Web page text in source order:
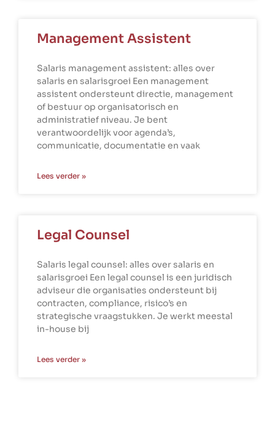
Management Assistent
Salaris management assistent: alles over
salaris en salarisgroei Een management
assistent ondersteunt directie, management
of bestuur op organisatorisch en
administratief niveau. Je bent
verantwoordelijk voor agenda’s,
communicatie, documentatie en vaak
Lees verder »
Legal Counsel
Salaris legal counsel: alles over salaris en
salarisgroei Een legal counsel is een juridisch
adviseur die organisaties ondersteunt bij
contracten, compliance, risico’s en
strategische vraagstukken. Je werkt meestal
in-house bij
Lees verder »